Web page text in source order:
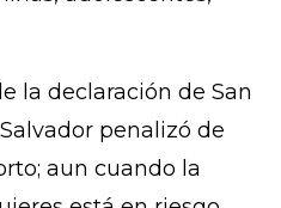
la declaración de San
penalizó de
aun cuando la